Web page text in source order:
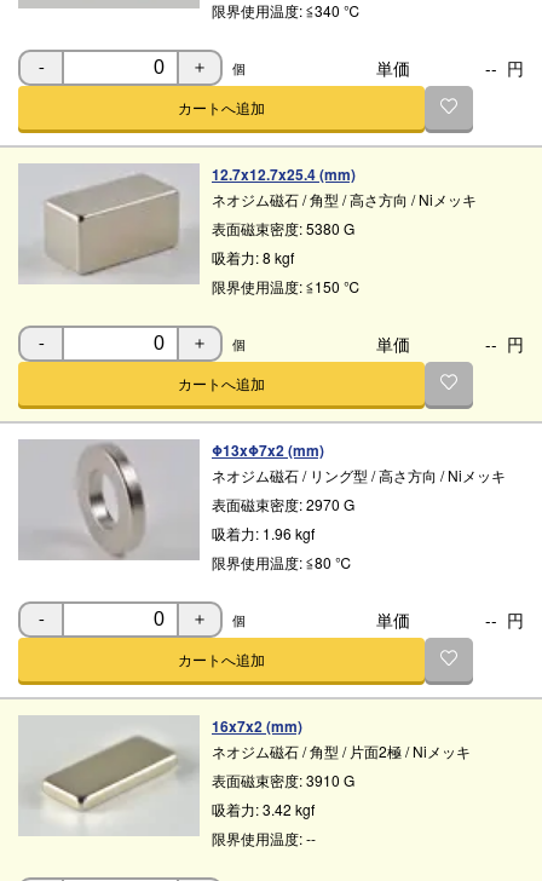
限界使用温度:≦340 ℃
- ＋ 個 単価 -- 円
カートへ追加
12.7x12.7x25.4 (mm)
ネオジム磁石/角型 /高さ方向 / Niメッキ
表面磁束密度:5380 G
吸着力:8 kgf
限界使用温度:≦150 ℃
- ＋ 個 単価 -- 円
カートへ追加
Φ13xΦ7x2 (mm)
ネオジム磁石/ リング型 /高さ方向 / Niメッキ
表面磁束密度:2970 G
吸着力: 1.96 kgf
限界使用温度:≦80 ℃
- ＋ 個 単価 -- 円
カートへ追加
16x7x2 (mm)
ネオジム磁石/角型 / 片面2極/ Niメッキ
表面磁束密度:3910 G
吸着力:3.42 kgf
限界使用温度:--